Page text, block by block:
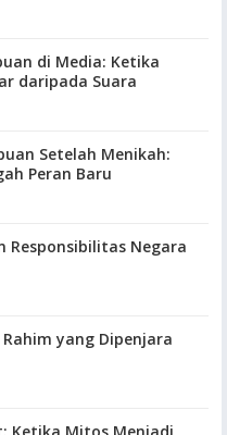
di Media: Ketika
daripada Suara
Setelah Menikah:
Peran Baru
Responsibilitas Negara